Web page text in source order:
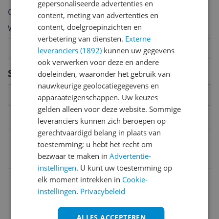
Specificaties
Belangrijkste kenmerken
8714572045452
Cijfer
Welk cijfer geef jij dit product?
8
7
6
5
4
3
2
Vraag 1 van 4
gepersonaliseerde advertenties en
content, meting van advertenties en
content, doelgroepinzichten en
verbetering van diensten. Externe
leveranciers (1892) kunnen uw gegevens
ook verwerken voor deze en andere
doeleinden, waaronder het gebruik van
nauwkeurige geolocatiegegevens en
apparaateigenschappen. Uw keuzes
gelden alleen voor deze website. Sommige
leveranciers kunnen zich beroepen op
gerechtvaardigd belang in plaats van
toestemming; u hebt het recht om
bezwaar te maken inAdvertentie-
instellingen. U kunt uw toestemming op
elk moment intrekken in Cookie-
instellingen. Privacybeleid
ALLES ACCEPTEREN